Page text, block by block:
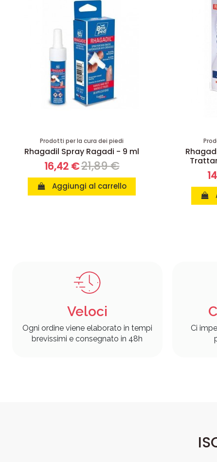
Prodotti per la cura dei piedi
Rhagadil Spray Ragadi - 9 ml
16,42 €21,89 €
Aggiungi al carrello
Veloci
Ogni ordine viene elaborato in tempi
Ci